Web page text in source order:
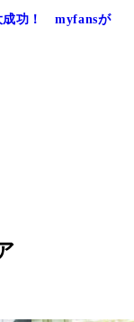
成功！ myfansが